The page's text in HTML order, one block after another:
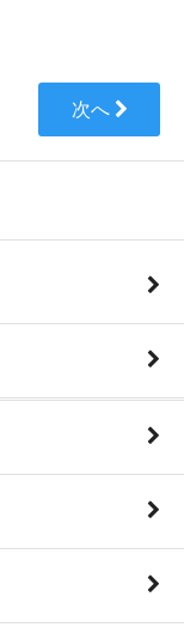
次へ